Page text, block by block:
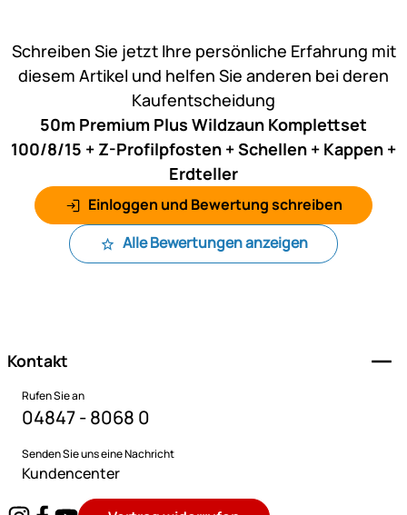
Schreiben Sie jetzt Ihre persönliche Erfahrung mit
diesem Artikel und helfen Sie anderen bei deren
Kaufentscheidung
50m Premium Plus Wildzaun Komplettset
100/8/15 + Z-Profilpfosten + Schellen + Kappen +
Erdteller
Einloggen und Bewertung schreiben
Alle Bewertungen anzeigen
Kontakt
Rufen Sie an
04847 - 8068 0
Senden Sie uns eine Nachricht
Kundencenter